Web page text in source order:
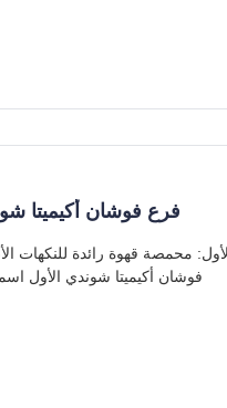
فرع فوشان أكيميتا
فوشان أكيميتا شوندي الأول